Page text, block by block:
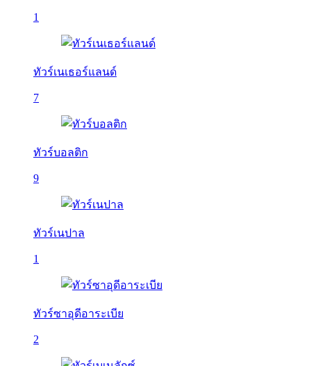
1
ทัวร์เนเธอร์แลนด์
7
ทัวร์บอลติก
9
ทัวร์เนปาล
1
ทัวร์ซาอุดีอาระเบีย
2